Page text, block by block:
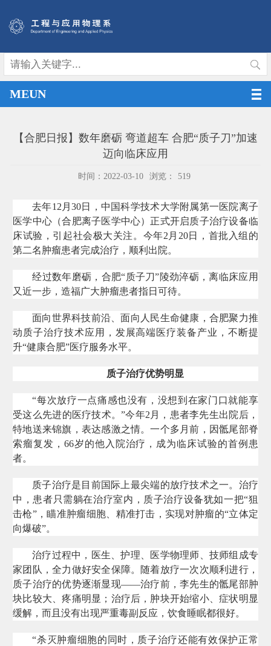
MEUN
【合肥日报】数年磨砺 弯道超车 合肥“质子刀”加速
迈向临床应用
时间：2022-03-10 浏览： 519
去年12月30日，中国科学技术大学附属第一医院离子
医学中心（合肥离子医学中心）正式开启质子治疗设备临
床试验，引起社会极大关注。今年2月20日，首批入组的
第二名肿瘤患者完成治疗，顺利出院。
经过数年磨砺，合肥“质子刀”陵劲淬砺，离临床应用
又近一步，造福广大肿瘤患者指日可待。
面向世界科技前沿、面向人民生命健康，合肥聚力推
动质子治疗技术应用，发展高端医疗装备产业，不断提
升“健康合肥”医疗服务水平。
质子治疗优势明显
“每次放疗一点痛感也没有，没想到在家门口就能享
受这么先进的医疗技术。”今年2月，患者李先生出院后，
特地送来锦旗，表达感激之情。一个多月前，因骶尾部脊
索瘤复发，66岁的他入院治疗，成为临床试验的首例患
者。
质子治疗是目前国际上最尖端的放疗技术之一。治疗
中，患者只需躺在治疗室内，质子治疗设备犹如一把“狙
击枪”，瞄准肿瘤细胞、精准打击，实现对肿瘤的“立体定
向爆破”。
治疗过程中，医生、护理、医学物理师、技师组成专
家团队，全力做好安全保障。随着放疗一次次顺利进行，
质子治疗的优势逐渐显现——治疗前，李先生的骶尾部肿
块比较大、疼痛明显；治疗后，肿块开始缩小、症状明显
缓解，而且没有出现严重毒副反应，饮食睡眠都很好。
“杀灭肿瘤细胞的同时，质子治疗还能有效保护正常